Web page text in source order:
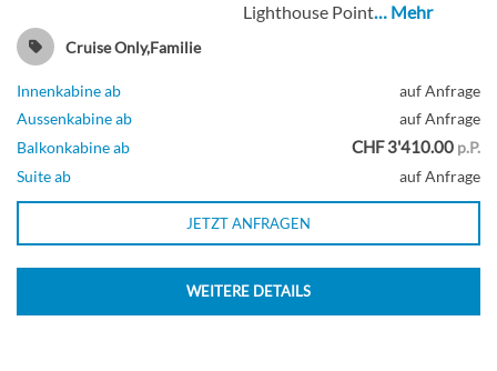
Lighthouse Point… Mehr
Cruise Only,Familie
Innenkabine ab
auf Anfrage
Aussenkabine ab
auf Anfrage
Balkonkabine ab
CHF 3'410.00 p.P.
Suite ab
auf Anfrage
JETZT ANFRAGEN
WEITERE DETAILS